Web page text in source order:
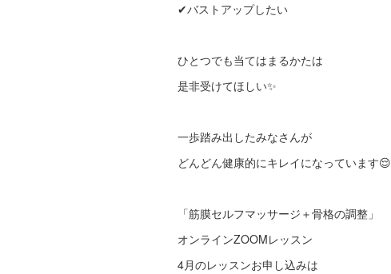
✔︎バストアップしたい
ひとつでも当てはまるかたは
是非受けてほしい✨
一歩踏み出したみなさんが
どんどん健康的にキレイになっています😌
「筋膜セルフマッサージ＋骨格の調整」
オンラインZOOMレッスン
4月のレッスンお申し込みは